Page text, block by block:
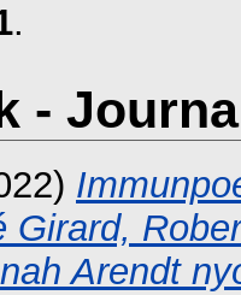
.
-
Girard,
Arendt